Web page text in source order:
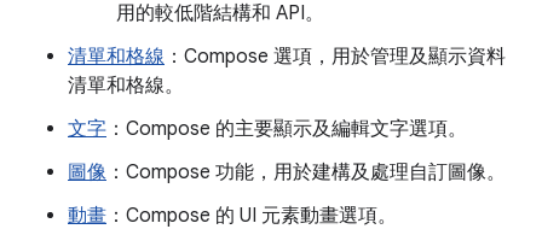
用的較低階結構和 API。
清單和格線 ：Compose 選項，用於管理及顯示資料
清單和格線。
文字 ：Compose 的主要顯示及編輯文字選項。
圖像 ：Compose 功能，用於建構及處理自訂圖像。
動畫 ：Compose 的 UI 元素動畫選項。